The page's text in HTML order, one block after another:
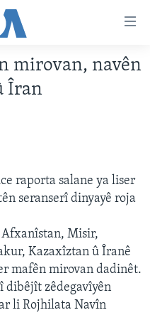
mirovan, navên
Îran
raporta salane ya liser
seranserî dinyayê roja
Afxanîstan, Misir,
Kazaxîztan û Îranê
mafên mirovan dadinêt.
dibêjît zêdegavîyên
li Rojhilata Navîn